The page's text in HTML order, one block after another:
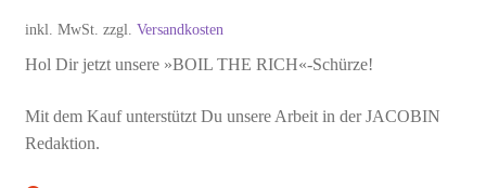
inkl. MwSt. zzgl. Versandkosten
Hol Dir jetzt unsere »BOIL THE RICH«-Schürze!
Mit dem Kauf unterstützt Du unsere Arbeit in der JACOBIN
Redaktion.